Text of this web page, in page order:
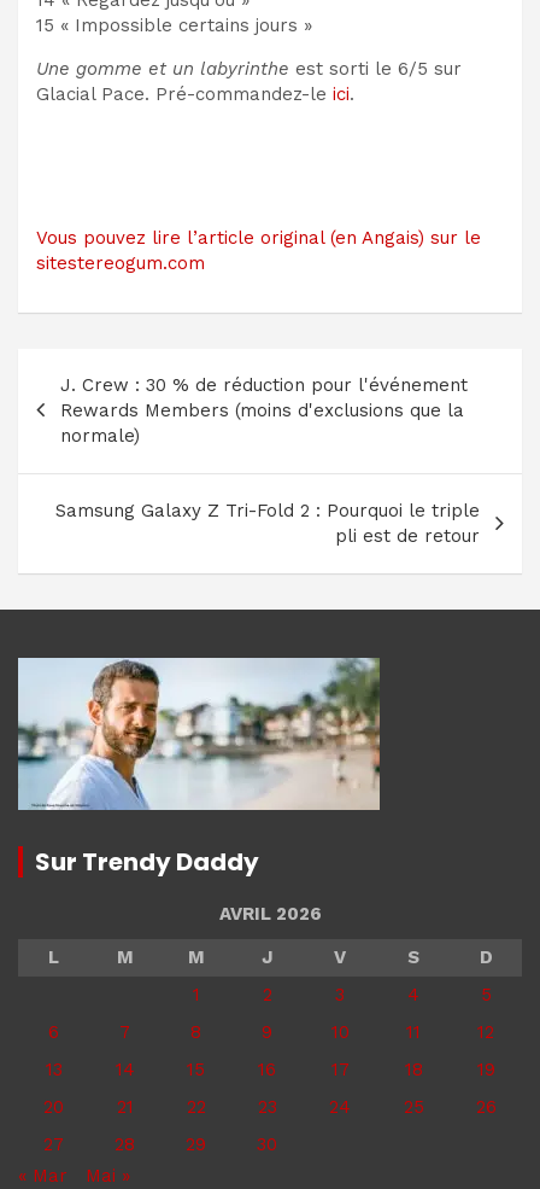
15 « Impossible certains jours »
Une gomme et un labyrinthe est sorti le 6/5 sur
Glacial Pace. Pré-commandez-le ici.
Vous pouvez lire l’article original (en Angais) sur le
sitestereogum.com
de
l’article
J. Crew : 30 % de réduction pour l'événement
Rewards Members (moins d'exclusions que la
normale)
Samsung Galaxy Z Tri-Fold 2 : Pourquoi le triple
pli est de retour
Sur Trendy Daddy
AVRIL 2026
L
M M J V S
D
1
2 3 4
5
6
7 8 9 10 11
12
13
14 15 16 17 18
19
20
21 22 23 24 25
26
27
28 29
30
« Mar
Mai »